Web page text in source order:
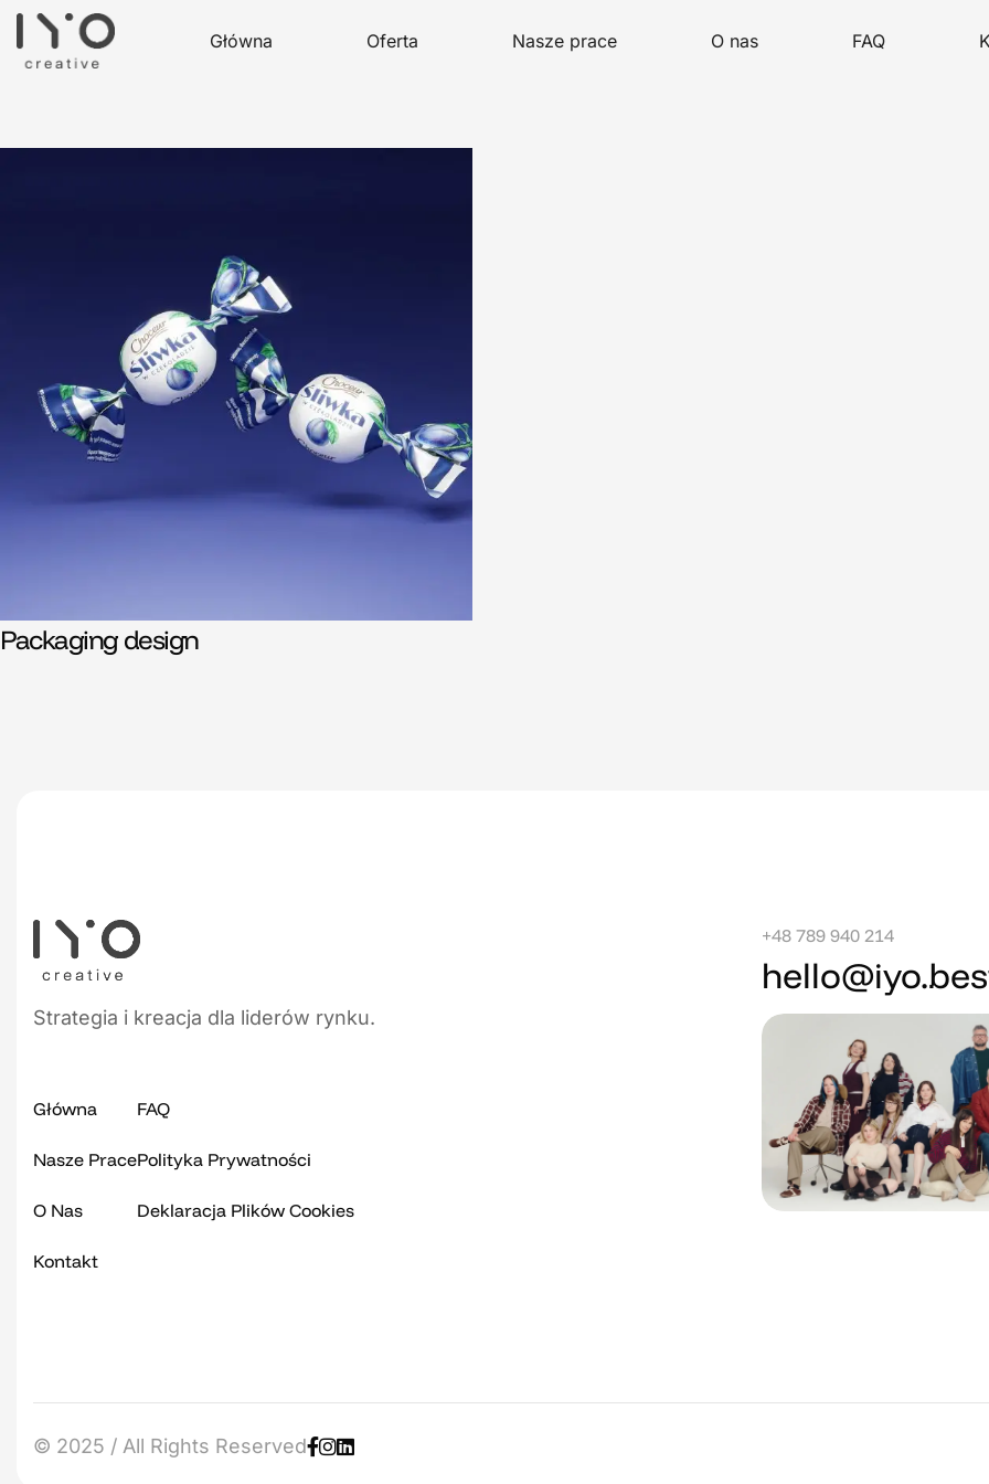
Główna Oferta Nasze prace O nas FAQ
Packaging design
Strategia i kreacja dla liderów rynku.
Główna
Nasze Prace
O Nas
Kontakt
FAQ
Polityka Prywatności
Deklaracja Plików Cookies
+48 789 940 214
© 2025 / All Rights Reserved